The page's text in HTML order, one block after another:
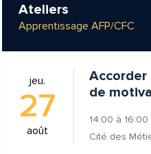
Ateliers
Apprentissage AFP/CFC
jeu.
27
août
Accorder
de
14:00 à 16:00